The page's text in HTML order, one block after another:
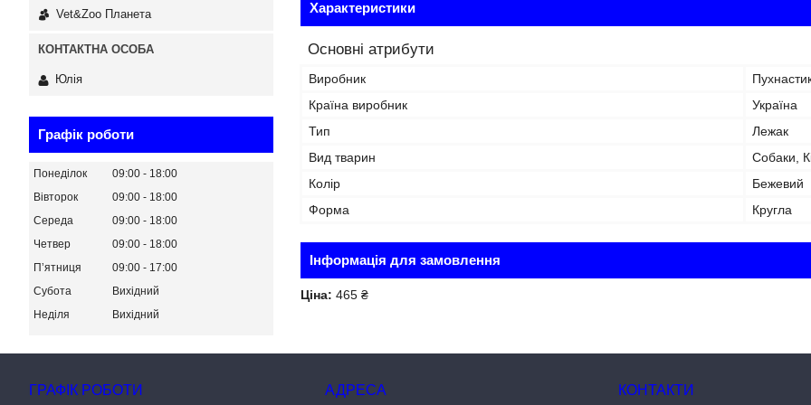
Характеристики
Основні атрибути
Виробник
Країна виробник
Україна
Тип
Лежак
Вид тварин
Собаки,
Колір
Бежевий
Форма
Кругла
Інформація для замовлення
Ціна: 465 ₴
Vet&Zoo Планета
Юлія
Графік роботи
Понеділок 09:00
18:00
Вівторок
09:00
18:00
Середа
09:00
18:00
Четвер
09:00
18:00
Пʼятниця
09:00
17:00
Субота
Вихідний
Неділя
Вихідний
ГРАФІК РОБОТИ